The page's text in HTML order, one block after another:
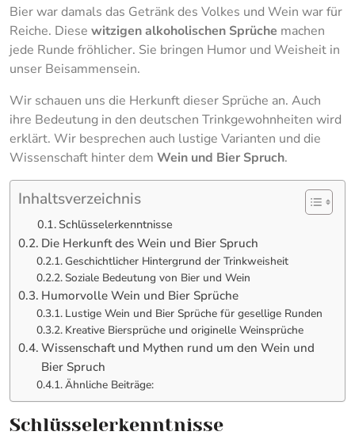
Bier war damals das Getränk des Volkes und Wein war für
Reiche. Diese witzigen alkoholischen Sprüche machen
jede Runde fröhlicher. Sie bringen Humor und Weisheit in
unser Beisammensein.
Wir schauen uns die Herkunft dieser Sprüche an. Auch
ihre Bedeutung in den deutschen Trinkgewohnheiten wird
erklärt. Wir besprechen auch lustige Varianten und die
Wissenschaft hinter dem Wein und Bier Spruch.
Inhaltsverzeichnis
Schlüsselerkenntnisse
Die Herkunft des Wein und Bier Spruch
Geschichtlicher Hintergrund der Trinkweisheit
Soziale Bedeutung von Bier und Wein
Humorvolle Wein und Bier Sprüche
Lustige Wein und Bier Sprüche für gesellige Runden
Kreative Biersprüche und originelle Weinsprüche
Wissenschaft und Mythen rund um den Wein und
Bier Spruch
Ähnliche Beiträge:
Schlüsselerkenntnisse